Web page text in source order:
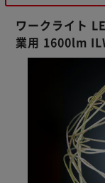
ワークライト
業用 1600lm
※ご確認く